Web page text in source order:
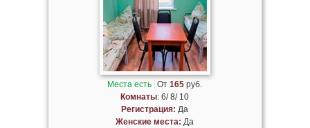
Места есть От165 руб.
Комнаты: 6/ 8/ 10
Регистрация: Да
Женские места: Да